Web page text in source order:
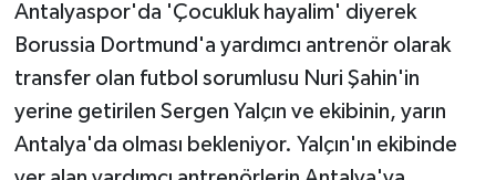
Antalyaspor'da 'Çocukluk hayalim' diyerek
Borussia Dortmund'a yardımcı antrenör olarak
transfer olan futbol sorumlusu Nuri Şahin'in
yerine getirilen Sergen Yalçın ve ekibinin, yarın
Antalya'da olması bekleniyor. Yalçın'ın ekibinde